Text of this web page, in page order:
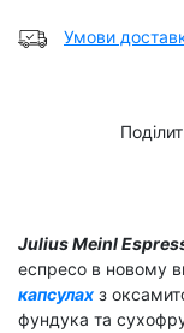
Умови
Julius Meinl
еспресо в новому
капсулах з
фундука та